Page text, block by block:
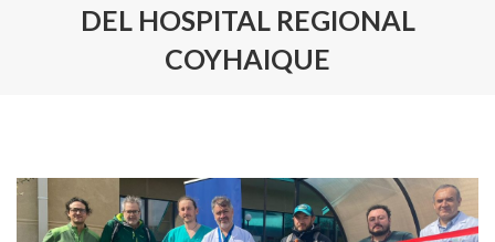
DEL HOSPITAL REGIONAL
COYHAIQUE